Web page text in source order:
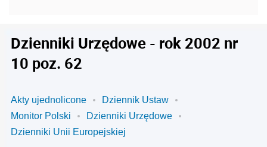
Dzienniki Urzędowe - rok 2002 nr
10 poz. 62
Akty ujednolicone
Dziennik Ustaw
Monitor Polski
Dzienniki Urzędowe
Dzienniki Unii Europejskiej